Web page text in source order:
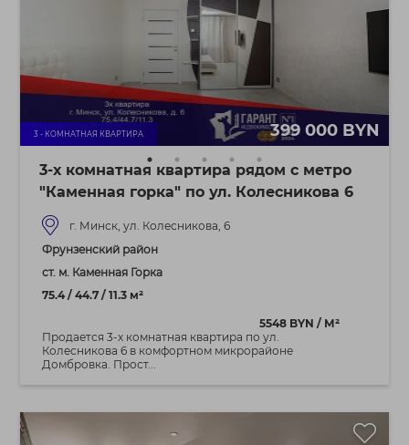
3 - КОМНАТНАЯ КВАРТИРА 399 000 BYN
3-х комнатная квартира рядом с метро
"Каменная горка" по ул. Колесникова 6
г. Минск, ул. Колесникова, 6
Фрунзенский район
ст. м. Каменная Горка
75.4 / 44.7 / 11.3 м²
5548 BYN / М²
Продается 3-х комнатная квартира по ул.
Колесникова 6 в комфортном микрорайоне
Домбровка. Прост...